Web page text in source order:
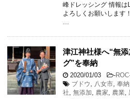
峰ドレッシング 情報
よろしくお願いします
津江神社様へ“無
グ”を奉納
2020/01/03 -
ブドウ
八女市 奉納
社 無添加 農家 農業